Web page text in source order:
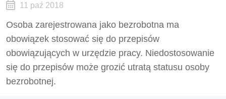
11 paź 2018
Osoba zarejestrowana jako bezrobotna ma
obowiązek stosować się do przepisów
obowiązujących w urzędzie pracy. Niedostosowanie
się do przepisów może grozić utratą statusu osoby
bezrobotnej.